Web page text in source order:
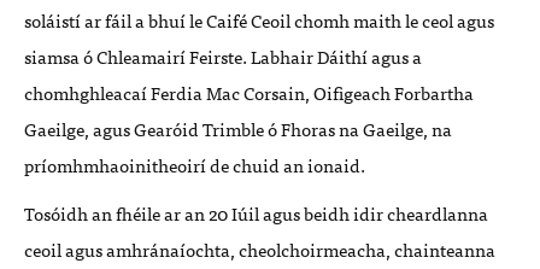
soláistí ar fáil a bhuí le Caifé Ceoil chomh maith le ceol agus
siamsa ó Chleamairí Feirste. Labhair Dáithí agus a
chomhghleacaí Ferdia Mac Corsain, Oifigeach Forbartha
Gaeilge, agus Gearóid Trimble ó Fhoras na Gaeilge, na
príomhmhaoinitheoirí de chuid an ionaid.
Tosóidh an fhéile ar an 20 Iúil agus beidh idir cheardlanna
ceoil agus amhránaíochta, cheolchoirmeacha, chainteanna